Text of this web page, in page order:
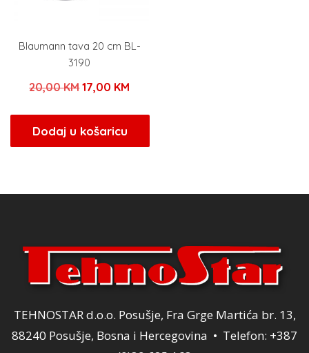
Blaumann tava 20 cm BL-
3190
20,00KMIzvorna
bila
je:
17,00 KM
17,00 KM.
Dodaj u košaricu
TEHNOSTAR d.o.o. Posušje, Fra Grge Martića br. 13,
88240 Posušje, Bosna i Hercegovina • Telefon: +387